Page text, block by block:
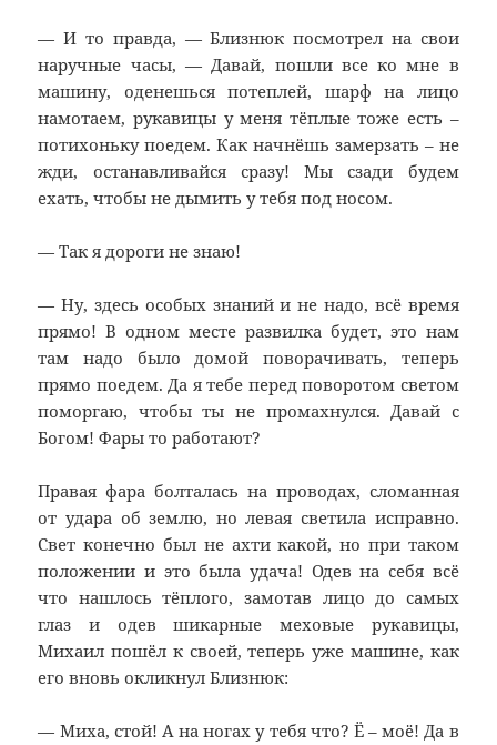
— И то правда, — Близнюк посмотрел на свои
наручные часы, — Давай, пошли все ко мне в
машину, оденешься потеплей, шарф на лицо
намотаем, рукавицы у меня тёплые тоже есть –
потихоньку поедем. Как начнёшь замерзать – не
жди, останавливайся сразу! Мы сзади будем
ехать, чтобы не дымить у тебя под носом.
— Так я дороги не знаю!
— Ну, здесь особых знаний и не надо, всё время
прямо! В одном месте развилка будет, это нам
там надо было домой поворачивать, теперь
прямо поедем. Да я тебе перед поворотом светом
поморгаю, чтобы ты не промахнулся. Давай с
Богом! Фары то работают?
Правая фара болталась на проводах, сломанная
от удара об землю, но левая светила исправно.
Свет конечно был не ахти какой, но при таком
положении и это была удача! Одев на себя всё
что нашлось тёплого, замотав лицо до самых
глаз и одев шикарные меховые рукавицы,
Михаил пошёл к своей, теперь уже машине, как
его вновь окликнул Близнюк:
— Миха, стой! А на ногах у тебя что? Ё – моё! Да в